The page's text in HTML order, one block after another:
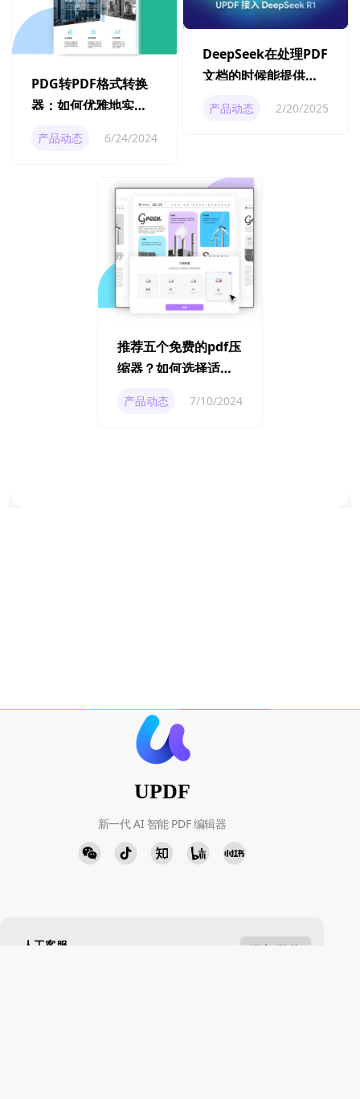
PDG转PDF格式转换
器：如何优雅地实现
产品动态 6/24/2024
DeepSeek在处理PDF
文档的时候能提供哪
产品动态 2/20/2025
推荐五个免费的pdf压
缩器？如何选择适合
产品动态 7/10/2024
UPDF
新一代 AI 智能 PDF 编辑器
人工客服 添加微信